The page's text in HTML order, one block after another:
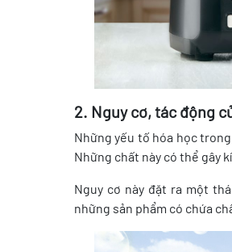
2. Nguy cơ, tác động
Những yếu tố hóa học
Những chất này có thể gây
Nguy cơ này đặt ra một
những sản phẩm có chứa